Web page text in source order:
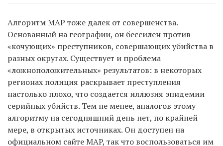
Алгоритм MAP тоже далек от совершенства.
Основанный на географии, он бессилен против
«кочующих» преступников, совершающих убийства в
разных округах. Существует и проблема
«ложноположительных» результатов: в некоторых
регионах полиция раскрывает преступления
настолько плохо, что создается иллюзия эпидемии
серийных убийств. Тем не менее, аналогов этому
алгоритму на сегодняшний день нет, по крайней
мере, в открытых источниках. Он доступен на
официальном сайте MAP, так что воспользоваться им